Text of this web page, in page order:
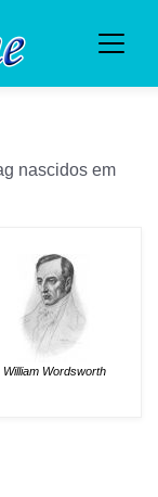
nascidos em
William Wordsworth